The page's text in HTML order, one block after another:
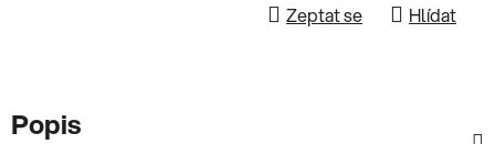
Zeptat se Hlídat
Popis